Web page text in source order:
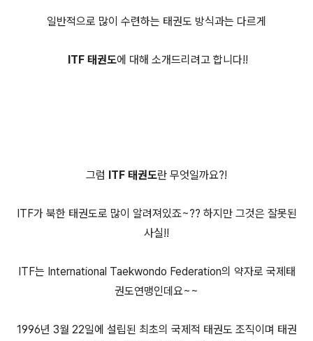
일반적으로 많이 수련하는 태권도 방식과는 다르게
ITF 태권도에 대해 소개드리려고 합니다!!
그럼 ITF 태권도란 무엇일까요?!
ITF가 북한 태권도로 많이 알려져있죠~?? 하지만 그것은 잘못된
사실!!
ITF는 International Taekwondo Federation의 약자로 국제태
권도연맹인데요~~
1996년 3월 22일에 설립된 최초의 국제적 태권도 조직이며 태권